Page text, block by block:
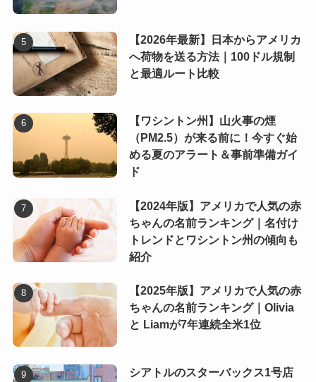
【2026年最新】日本からアメリカ
へ荷物を送る方法｜100ドル規制
と最適ルート比較
【ワシントン州】山火事の煙
（PM2.5）が来る前に！今すぐ始
める夏のアラート＆事前準備ガイ
ド
【2024年版】アメリカで人気の赤
ちゃんの名前ランキング｜名付け
トレンドとワシントン州の傾向も
紹介
【2025年版】アメリカで人気の赤
ちゃんの名前ランキング｜Olivia
と Liamが7年連続全米1位
シアトルのスターバックス1号店